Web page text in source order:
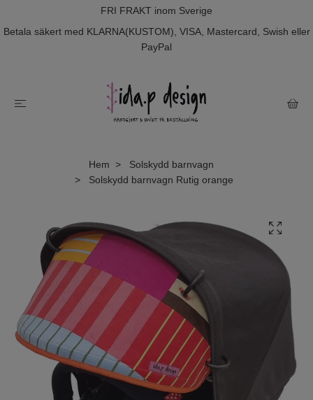
FRI FRAKT inom Sverige
Betala säkert med KLARNA(KUSTOM), VISA, Mastercard, Swish eller
PayPal
Hem
Solskydd barnvagn
Solskydd barnvagn Rutig orange